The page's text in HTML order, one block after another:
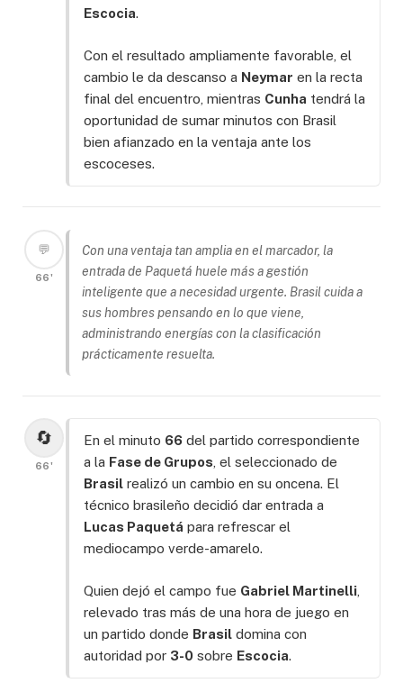
Escocia.
Con el resultado ampliamente favorable, el
cambio le da descanso a Neymar en la recta
final del encuentro, mientras Cunha tendrá la
oportunidad de sumar minutos con Brasil
bien afianzado en la ventaja ante los
escoceses.
💬
66'
Con una ventaja tan amplia en el marcador, la
entrada de Paquetá huele más a gestión
inteligente que a necesidad urgente. Brasil cuida a
sus hombres pensando en lo que viene,
administrando energías con la clasificación
prácticamente resuelta.
🔄
66'
En el minuto 66 del partido correspondiente
a la Fase de Grupos , el seleccionado de
Brasil realizó un cambio en su oncena. El
técnico brasileño decidió dar entrada a
Lucas Paquetá para refrescar el
mediocampo verde-amarelo.
Quien dejó el campo fue Gabriel Martinelli
relevado tras más de una hora de juego en
un partido donde Brasil domina con
autoridad por 3-0 sobre Escocia.